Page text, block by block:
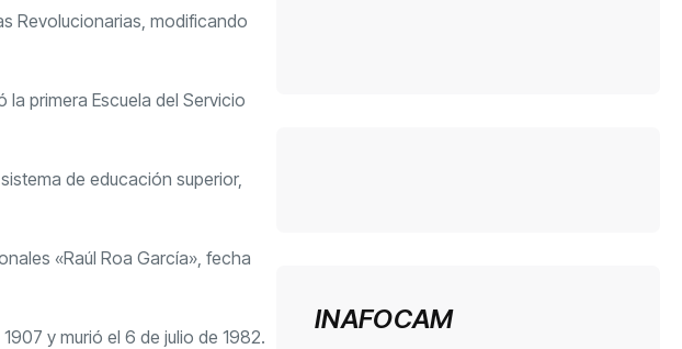
Revolucionarias, modificando
primera Escuela del Servicio
de educación superior,
«Raúl Roa García», fecha
y murió el 6 de julio de 1982.
INAFOCAM